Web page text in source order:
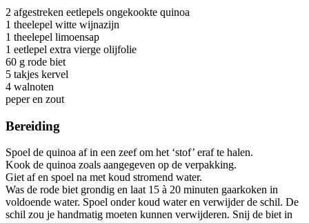
2 afgestreken eetlepels ongekookte quinoa
1 theelepel witte wijnazijn
1 theelepel limoensap
1 eetlepel extra vierge olijfolie
60 g rode biet
5 takjes kervel
4 walnoten
peper en zout
Bereiding
Spoel de quinoa af in een zeef om het ‘stof’ eraf te halen.
Kook de quinoa zoals aangegeven op de verpakking.
Giet af en spoel na met koud stromend water.
Was de rode biet grondig en laat 15 à 20 minuten gaarkoken in
voldoende water. Spoel onder koud water en verwijder de schil. De
schil zou je handmatig moeten kunnen verwijderen. Snij de biet in